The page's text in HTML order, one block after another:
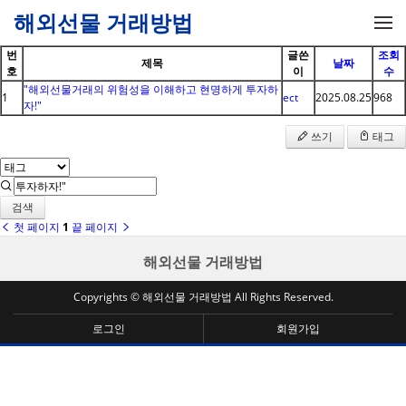
메뉴 건너뛰기
해외선물 거래방법
번
호
제목
글쓴
이
날짜
조회
수
1
"해외선물거래의 위험성을 이해하고 현명하게 투자하
자!"
ect 2025.08.25968
쓰기 태그
검색
첫 페이지 1 끝 페이지
해외선물 거래방법
Copyrights © 해외선물 거래방법 All Rights Reserved.
로그인 회원가입